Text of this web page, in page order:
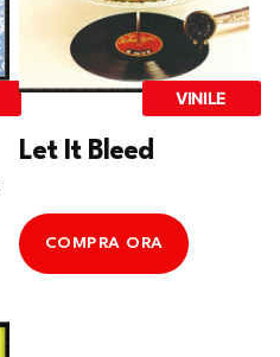
VINILE
Let It Bleed
COMPRA ORA